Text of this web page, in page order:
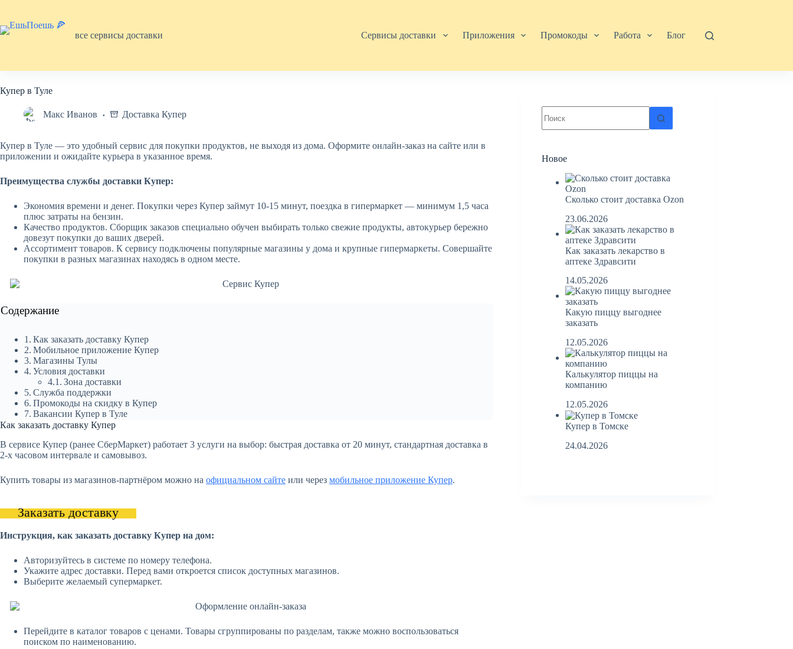
сути
все сервисы доставки
Сервисы доставки Приложения Промокоды Работа Блог
Купер в Туле
Макс Иванов Доставка Купер
Купер в Туле — это удобный сервис для покупки продуктов, не выходя из дома. Оформите онлайн-заказ на сайте или в
приложении и ожидайте курьера в указанное время.
Преимущества службы доставки Купер:
Экономия времени и денег. Покупки через Купер займут 10-15 минут, поездка в гипермаркет — минимум 1,5 часа
плюс затраты на бензин.
Качество продуктов. Сборщик заказов специально обучен выбирать только свежие продукты, автокурьер бережно
довезут покупки до ваших дверей.
Ассортимент товаров. К сервису подключены популярные магазины у дома и крупные гипермаркеты. Совершайте
покупки в разных магазинах находясь в одном месте.
Содержание
Как заказать доставку Купер
Мобильное приложение Купер
Магазины Тулы
Условия доставки
Зона доставки
Служба поддержки
Промокоды на скидку в Купер
Вакансии Купер в Туле
Как заказать доставку Купер
В сервисе Купер (ранее СберМаркет) работает 3 услуги на выбор: быстрая доставка от 20 минут, стандартная доставка в
2-х часовом интервале и самовывоз.
Купить товары из магазинов-партнёром можно на официальном сайте или через мобильное приложение Купер.
Заказать доставку
Инструкция, как заказать доставку Купер на дом:
Авторизуйтесь в системе по номеру телефона.
Укажите адрес доставки. Перед вами откроется список доступных магазинов.
Выберите желаемый супермаркет.
Перейдите в каталог товаров с ценами. Товары сгруппированы по разделам, также можно воспользоваться
поиском по наименованию.
не
найдено
Новое
Сколько стоит доставка Ozon
23.06.2026
Как заказать лекарство в
аптеке Здравсити
14.05.2026
Какую пиццу выгоднее
заказать
12.05.2026
Калькулятор пиццы на
компанию
12.05.2026
Купер в Томске
24.04.2026